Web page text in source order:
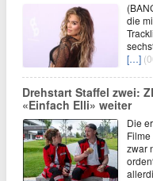
die
[…]
Drehstart Staffel zwei:
«Einfach Elli» weiter
Die
zwar